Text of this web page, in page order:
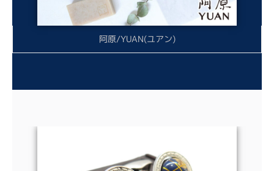
阿原/YUAN(ユアン)